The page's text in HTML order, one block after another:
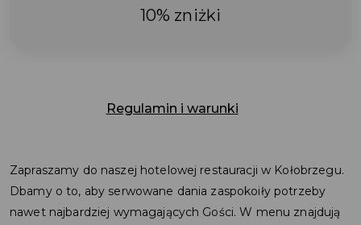
10% zniżki
Regulamin i warunki
Zapraszamy do naszej hotelowej restauracji w Kołobrzegu.
Dbamy o to, aby serwowane dania zaspokoiły potrzeby
nawet najbardziej wymagających Gości. W menu znajdują